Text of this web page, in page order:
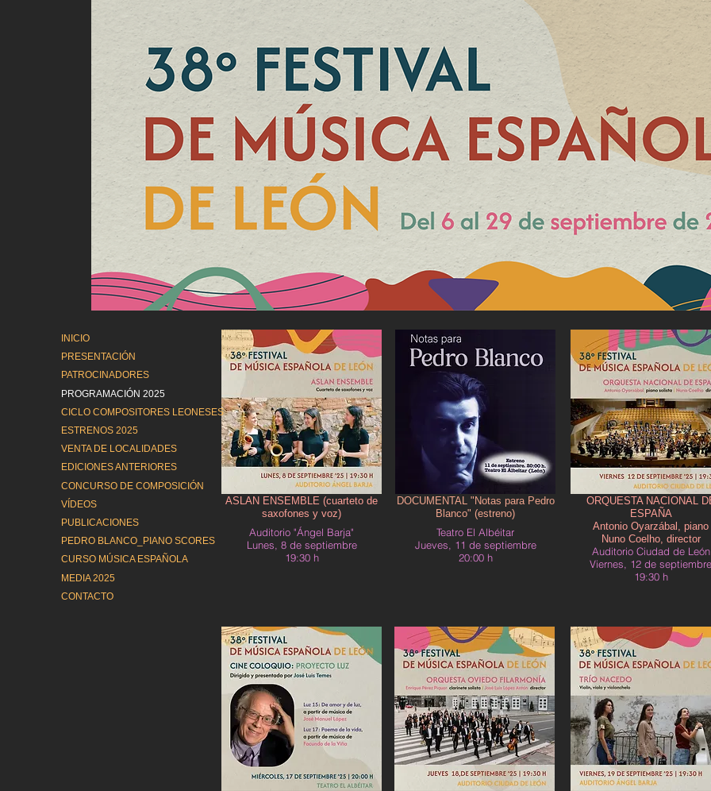
ASLAN ENSEMBLE (cuarteto de
saxofones y voz)
Auditorio "Ángel Barja"
Lunes, 8 de septiembre
19:30 h
DOCUMENTAL "Notas para Pedro
Blanco" (estreno)
Teatro El Albéitar
Jueves, 11 de septiembre
20:00 h
ORQUESTA NACIONAL
ESPAÑA
Antonio Oyarzábal, piano
Nuno Coelho, director
Auditorio Ciudad de León
Viernes, 12 de septiembre
19:30 h
INICIO
PRESENTACIÓN
PATROCINADORES
PROGRAMACIÓN 2025
CICLO COMPOSITORES LEONESES
ESTRENOS 2025
VENTA DE LOCALIDADES
EDICIONES ANTERIORES
CONCURSO DE COMPOSICIÓN
VÍDEOS
PUBLICACIONES
PEDRO BLANCO_PIANO SCORES
CURSO MÚSICA ESPAÑOLA
MEDIA 2025
CONTACTO